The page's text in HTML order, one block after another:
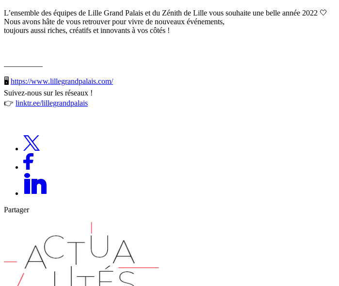
L’ensemble des équipes de Lille Grand Palais et du Zénith de Lille vous souhaite une belle année 2022 🤍
Nous avons hâte de vous retrouver pour vivre de nouveaux événements,
toujours aussi riches, créatifs et innovants à vos côtés !
🖥 https://www.lillegrandpalais.com/
Suivez-nous sur les réseaux !
👉 linktr.ee/lillegrandpalais
Partager